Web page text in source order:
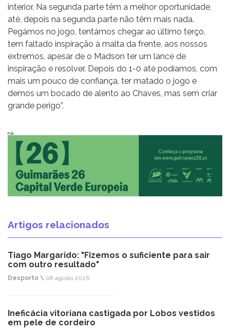
interior. Na segunda parte têm a melhor oportunidade,
até, depois na segunda parte não têm mais nada.
Pegámos no jogo, tentámos chegar ao último terço,
tem faltado inspiração à malta da frente, aos nossos
extremos, apesar de o Madson ter um lance de
inspiração e resolver. Depois do 1-0 até podíamos, com
mais um pouco de confiança, ter matado o jogo e
demos um bocado de alento ao Chaves, mas sem criar
grande perigo”.
Pub
Artigos relacionados
Tiago Margarido: "Fizemos o suficiente para sair
com outro resultado"
Desporto \ 08 agosto 2026
Ineficácia vitoriana castigada por Lobos vestidos
em pele de cordeiro